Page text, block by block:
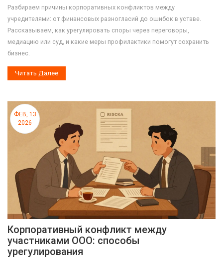
Разбираем причины корпоративных конфликтов между
учредителями: от финансовых разногласий до ошибок в уставе.
Рассказываем, как урегулировать споры через переговоры,
медиацию или суд, и какие меры профилактики помогут сохранить
бизнес.
Читать Далее
ФЕВ, 13
2026
Корпоративный конфликт между
участниками ООО: способы
урегулирования